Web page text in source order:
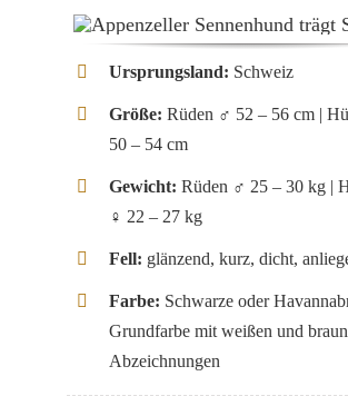
Ursprungsland: Schweiz
Größe: Rüden ♂ 52 – 56 cm |
50 – 54 cm
Gewicht: Rüden ♂ 25 – 30 kg |
♀ 22 – 27 kg
Fell: glänzend, kurz, dicht,
Farbe: Schwarze oder
Grundfarbe mit weißen und
Abzeichnungen